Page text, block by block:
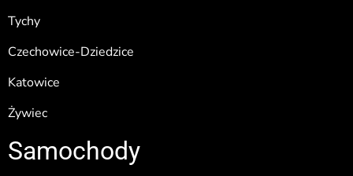
Tychy
Czechowice-Dziedzice
Katowice
Żywiec
Samochody